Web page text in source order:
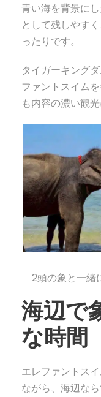
青い海を背景に
として残しやす
ったりです。
タイガーキング
ファントスイム
も内容の濃い観光
2頭の象と一緒
海辺で
な時間
エレファントス
ながら、海辺な